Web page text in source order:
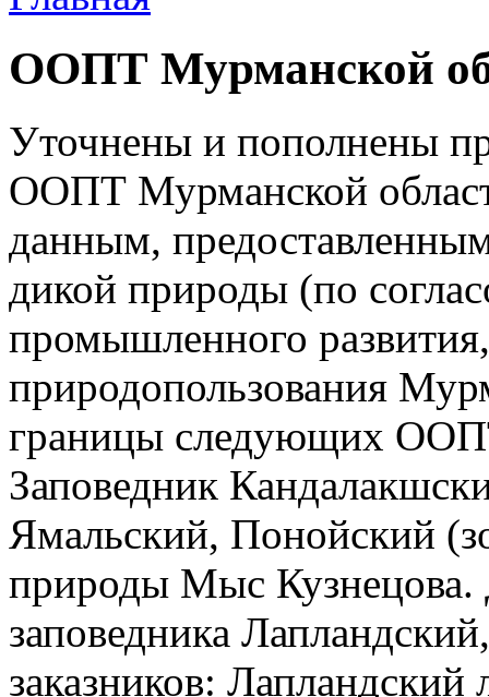
ООПТ Мурманской
Уточнены и пополнены
ООПТ Мурманской
данным,
дикой природы (по
промышленного
природопользования
границы следующих
Заповедник
Ямальский, Понойский
природы Мыс Кузнецова.
заповедника
заказников: